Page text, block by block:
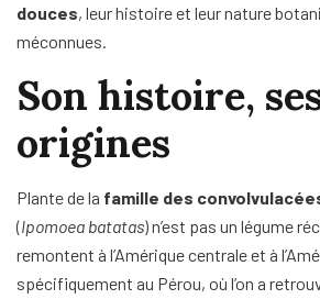
douces, leur histoire et leur nature
méconnues.
Son histoire,
origines
Plante de la famille des
(Ipomoea batatas) n’est pas un légume
remontent à l’Amérique centrale et à
spécifiquement au Pérou, où l’on a